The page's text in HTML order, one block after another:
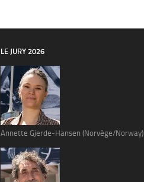
LE JURY 2026
Annette Gjerde-Hansen (Norvège/Norway)